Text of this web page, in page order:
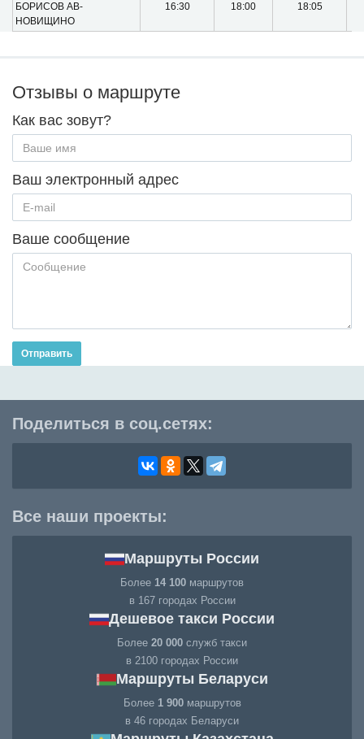
БОPИСОВ АВ-
НОВИЩИНО
16:30 18:00 18:05
Отзывы о маршруте
Как вас зовут?
Ваш электронный адрес
Ваше сообщение
Отправить
Поделиться в соц.сетях:
Все наши проекты:
Маршруты России
Более 14 100 маршрутов
в 167 городах России
Дешевое такси России
Более 20 000 служб такси
в 2100 городах России
Маршруты Беларуси
Более 1 900маршрутов
в 46 городах Беларуси